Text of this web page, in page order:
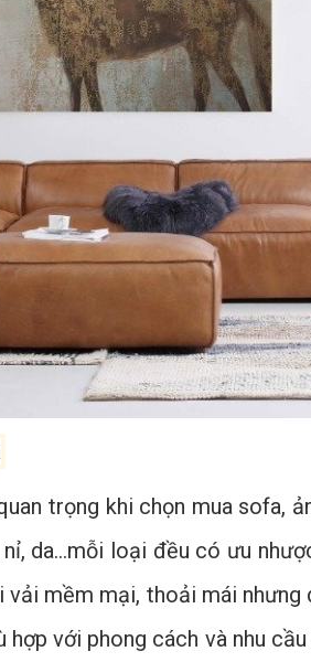
trọng khi chọn mua sofa,
da…mỗi loại đều có ưu
mềm mại, thoải mái
hợp với phong cách và nhu